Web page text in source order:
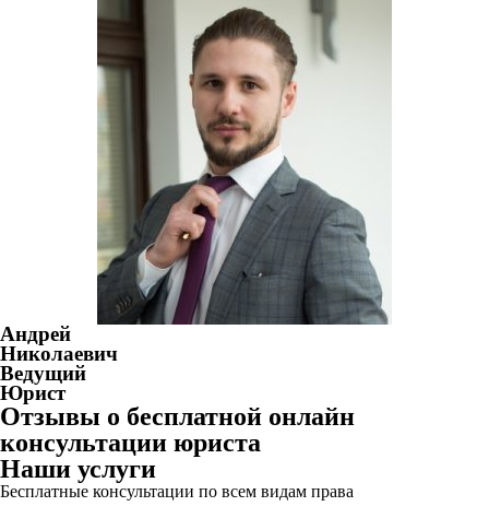
Андрей
Николаевич
Ведущий
Юрист
Отзывы о бесплатной онлайн
консультации юриста
Наши услуги
Бесплатные консультации по всем видам права